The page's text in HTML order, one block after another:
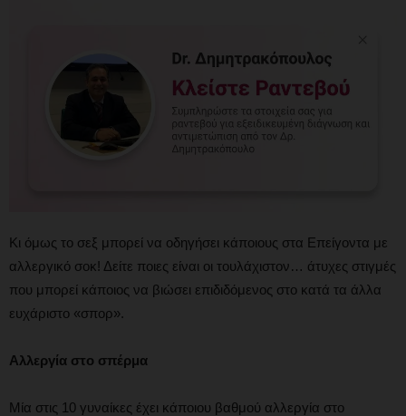
Κι όμως το σεξ μπορεί να οδηγήσει κάποιους στα Επείγοντα με
αλλεργικό σοκ! Δείτε ποιες είναι οι τουλάχιστον… άτυχες στιγμές
που μπορεί κάποιος να βιώσει επιδιδόμενος στο κατά τα άλλα
ευχάριστο «σπορ».
Αλλεργία στο σπέρμα
Μία στις 10 γυναίκες έχει κάποιου βαθμού αλλεργία στο